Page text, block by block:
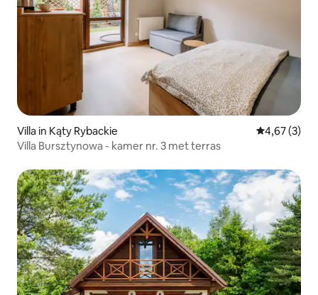
Villa in Kąty Rybackie
4,67 (3)
Villa Bursztynowa - kamer nr. 3 met terras